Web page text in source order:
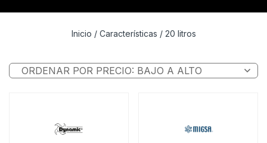
Inicio / Características / 20 litros